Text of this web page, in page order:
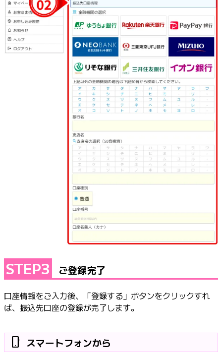
STEP3 ご登録完了
口座情報をご入力後、「登録する」ボタンをクリックすれ
ば、振込先口座の登録が完了します。
phone_android スマートフォンから